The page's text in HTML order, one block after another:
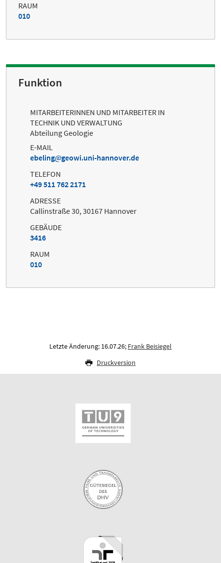
RAUM
010
Funktion
MITARBEITERINNEN UND MITARBEITER IN
TECHNIK UND VERWALTUNG
Abteilung Geologie
E-MAIL
ebeling
geowi.uni-hannover.de
TELEFON
+49 511 762 2171
ADRESSE
Callinstraße 30, 30167 Hannover
GEBÄUDE
3416
RAUM
010
Letzte Änderung: 16.07.26; Frank Beisiegel
Druckversion